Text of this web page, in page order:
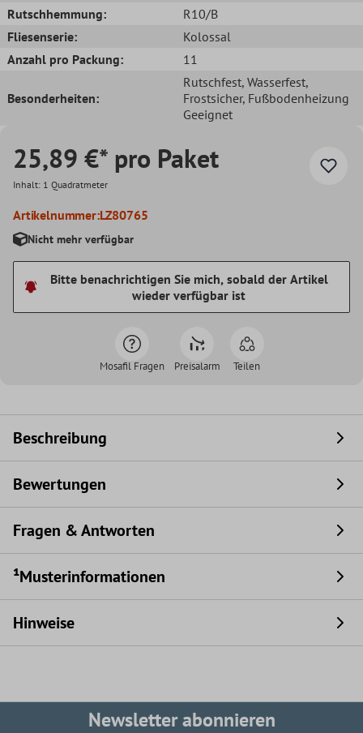
Rutschhemmung:
R10/B
Fliesenserie:
Kolossal
Anzahl pro Packung:
11
Besonderheiten:
Rutschfest, Wasserfest,
Frostsicher, Fußbodenheizung
Geeignet
25,89 €* pro Paket
Inhalt: 1 Quadratmeter
Artikelnummer:LZ80765
Nicht mehr verfügbar
Bitte benachrichtigen Sie mich, sobald der Artikel
wieder verfügbar ist
Mosafil Fragen Preisalarm Teilen
Beschreibung
Bewertungen
Fragen & Antworten
¹Musterinformationen
Hinweise
Newsletter abonnieren